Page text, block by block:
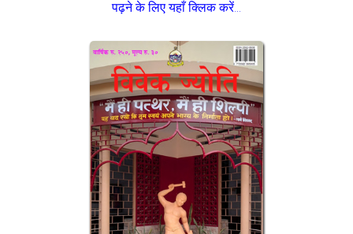
पढ़ने के लिए यहाँ क्लिक करें...